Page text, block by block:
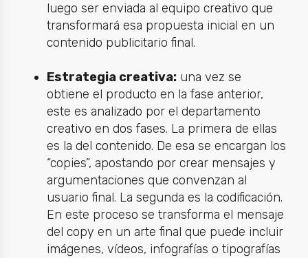
luego ser enviada al equipo creativo que
transformará esa propuesta inicial en un
contenido publicitario final.
Estrategia creativa:una vez se
obtiene el producto en la fase anterior,
este es analizado por el departamento
creativo en dos fases. La primera de ellas
es la del contenido. De esa se encargan los
“copies”, apostando por crear mensajes y
argumentaciones que convenzan al
usuario final. La segunda es la codificación.
En este proceso se transforma el mensaje
del copy en un arte final que puede incluir
imágenes, vídeos, infografías o tipografías